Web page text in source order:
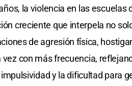
la violencia en las
creciente que interpela no
de agresión física,
vez con más frecuencia,
y la dificultad para